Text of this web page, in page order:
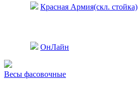
Красная Армия(скл. стойка)
ОнЛайн
Весы фасовочные